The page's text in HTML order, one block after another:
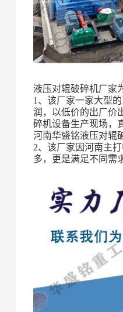
液压对辊破碎机厂家
1、该厂家一家大型
润，以低价的出厂价
碎机设备生产现场，
河南华盛铭液压对辊
2、该厂家因河南主
多，更是满足不同需